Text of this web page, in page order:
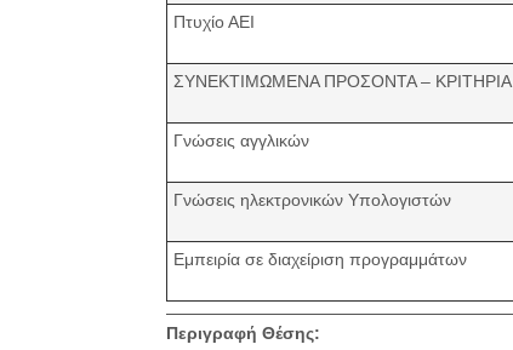
Πτυχίο ΑΕΙ
ΣΥΝΕΚΤΙΜΩΜΕΝΑ ΠΡΟΣΟΝΤΑ – ΚΡΙΤΗΡΙΑ
Γνώσεις αγγλικών
Γνώσεις ηλεκτρονικών Υπολογιστών
Εμπειρία σε διαχείριση προγραμμάτων
Περιγραφή Θέσης: